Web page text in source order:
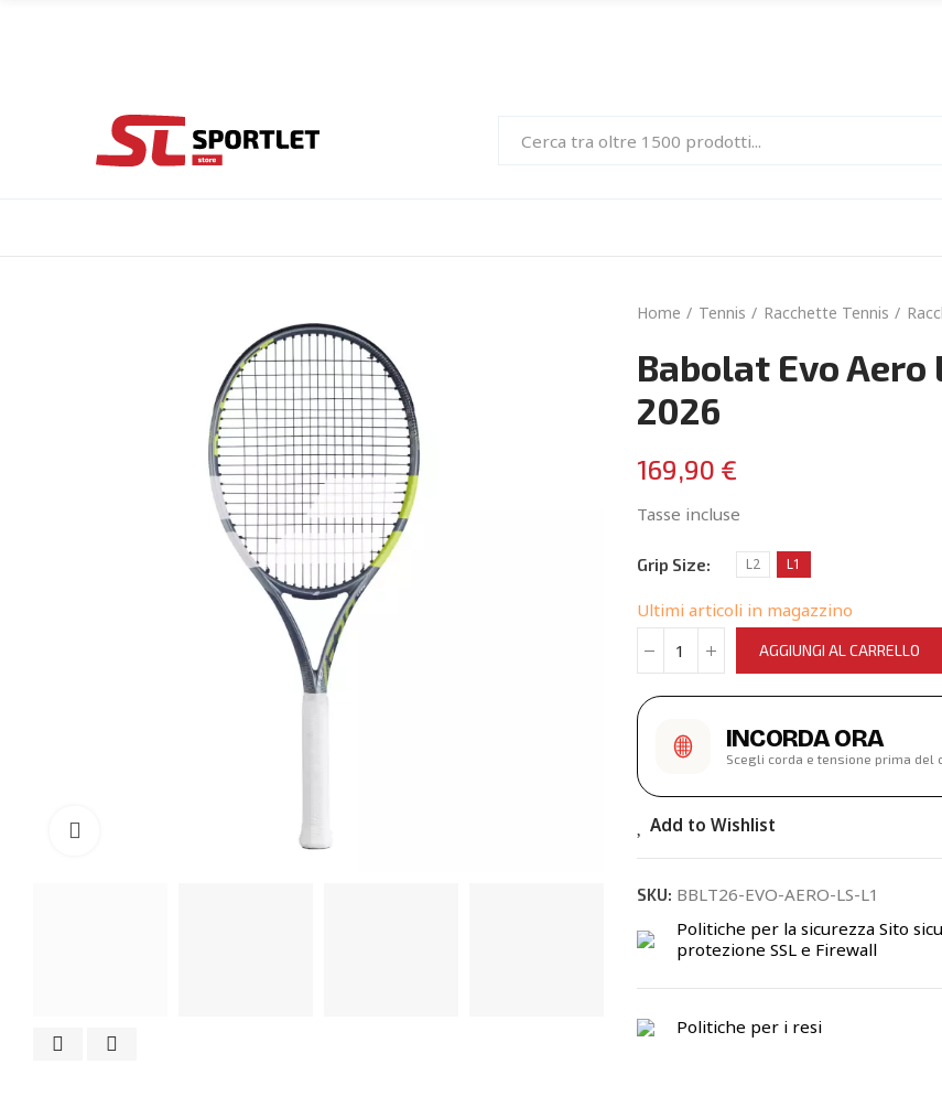
Home Tennis Racchette Tennis
Babolat Evo
2026
169,90 €
Tasse incluse
Grip Size L2 L1
Ultimi articoli in magazzino
AGGIUNGI AL CARRELLO
INCORDA ORA
Scegli corda e tensione prima del
Add to Wishlist
SKU: BBLT26-EVO-AERO-LS-L1
Politiche per la sicurezza Sito
protezione SSL e Firewall
Politiche per i resi